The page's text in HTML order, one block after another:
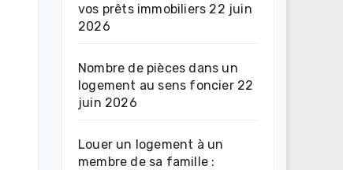
vos prêts immobiliers 22 juin
2026
Nombre de pièces dans un
logement au sens foncier 22
juin 2026
Louer un logement à un
membre de sa famille :